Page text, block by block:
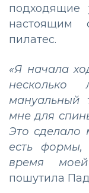
подходящие
настоящим
пилатес.
«Я начала
мануальный
мне для
Это сделало
есть
время
пошутила